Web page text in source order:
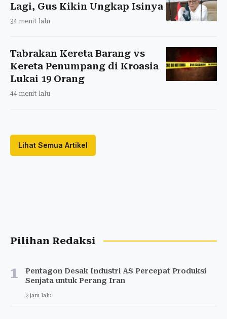
Lagi, Gus Kikin Ungkap Isinya
34 menit lalu
Tabrakan Kereta Barang vs
Kereta Penumpang di Kroasia
Lukai 19 Orang
44 menit lalu
Lihat Semua Artikel
Pilihan Redaksi
1
Pentagon Desak Industri AS Percepat Produksi
Senjata untuk Perang Iran
2 jam lalu